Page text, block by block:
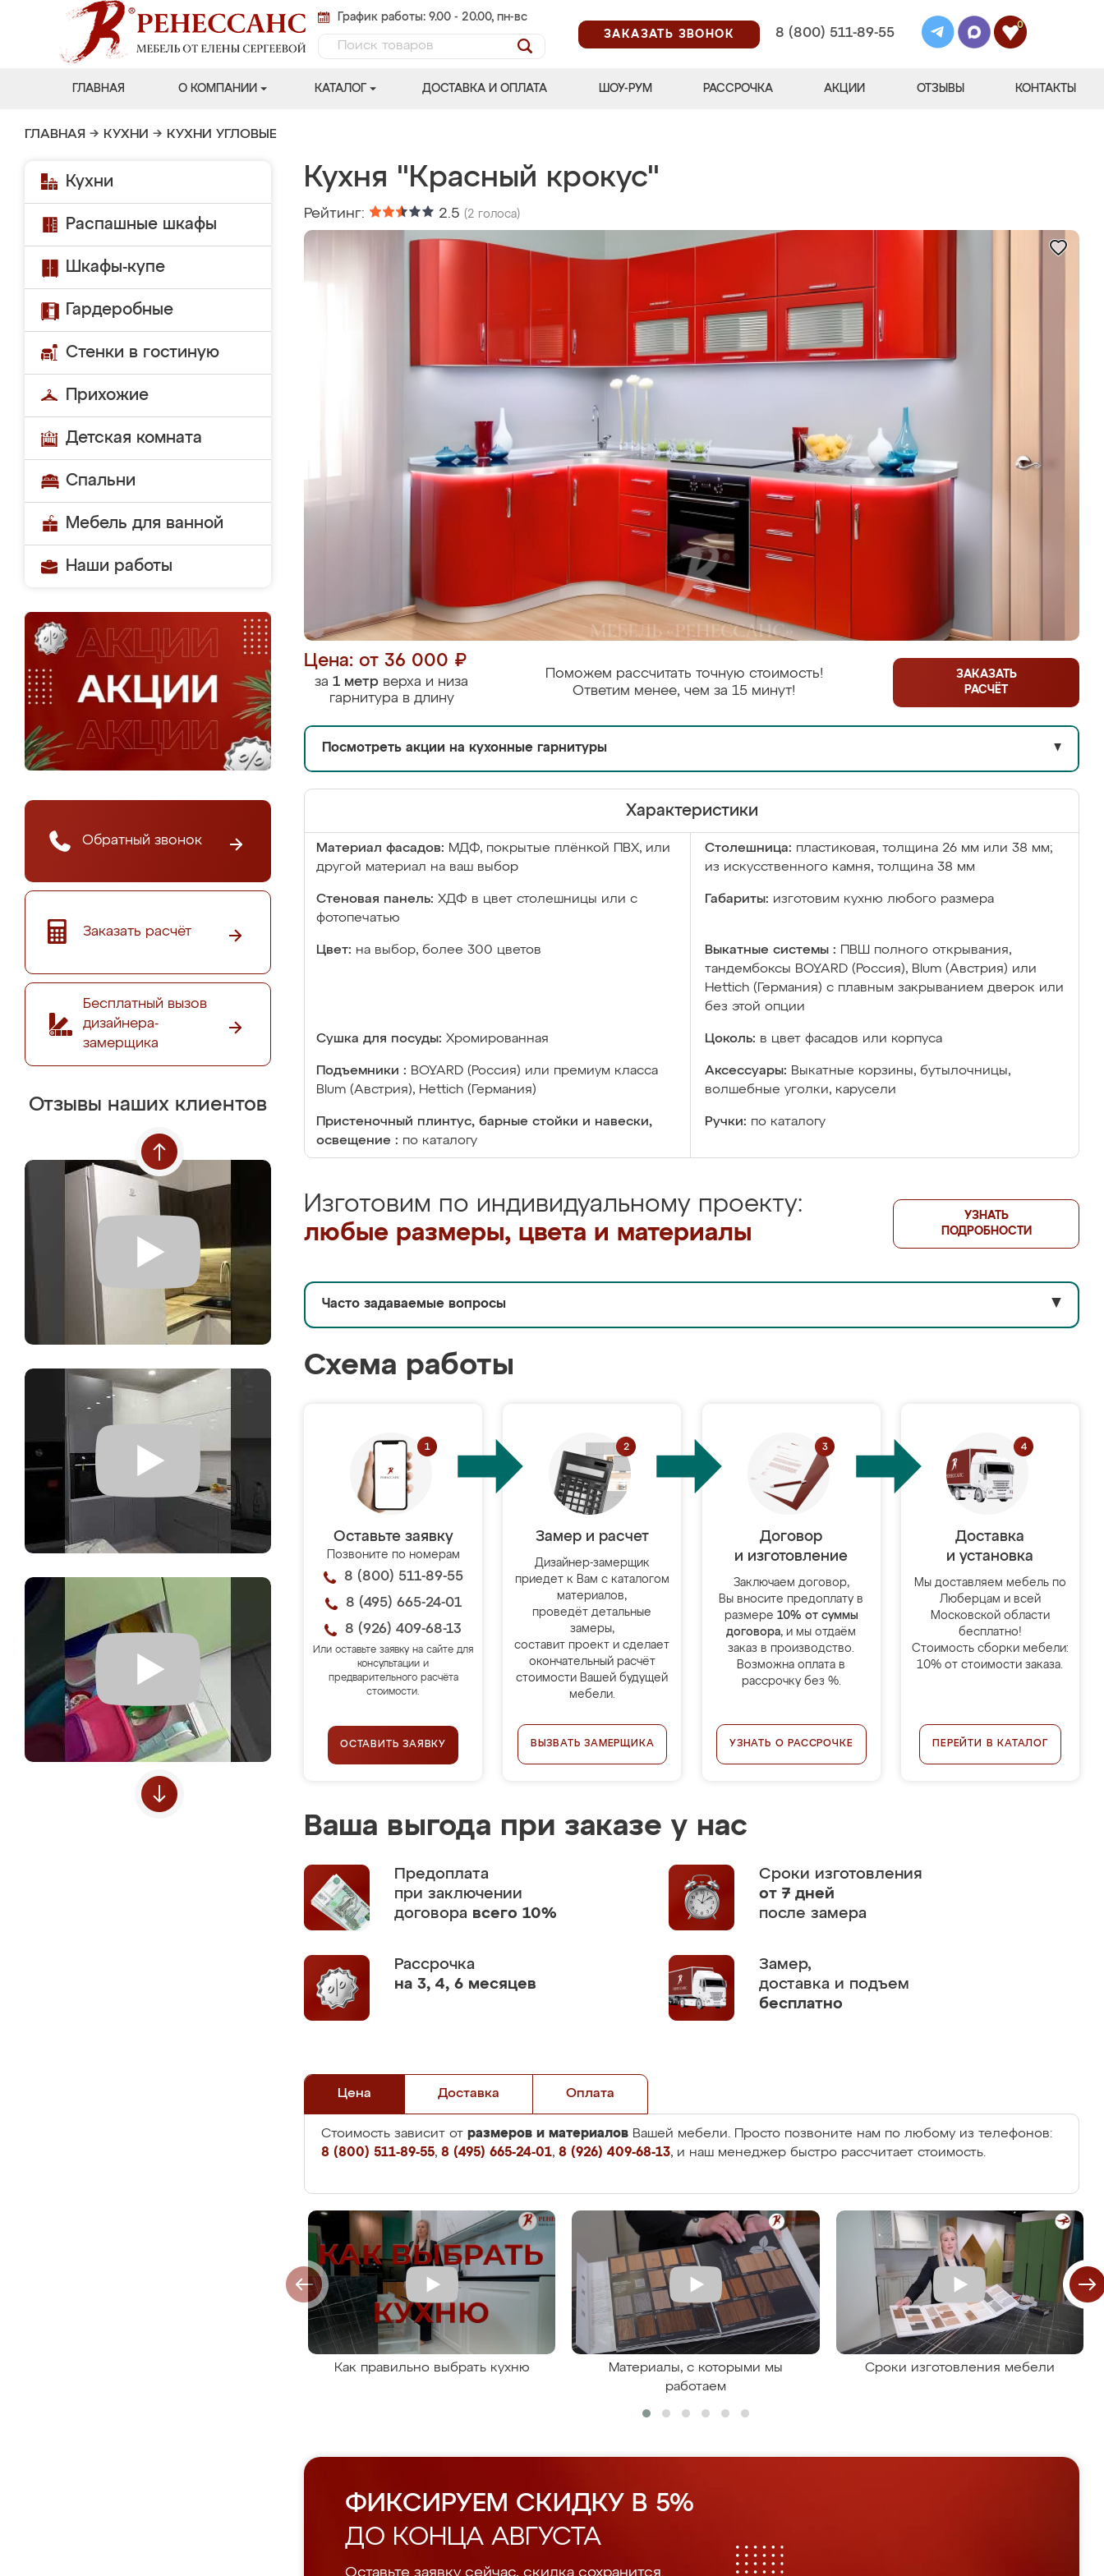
График работы: 9.00 - 20.00, пн-вс
ЗАКАЗАТЬ ЗВОНОК
8 (800) 511-89-55
0
ГЛАВНАЯ О КОМПАНИИ КАТАЛОГ ДОСТАВКА И ОПЛАТА ШОУ-РУМ РАССРОЧКА АКЦИИ ОТЗЫВЫ КОНТАКТЫ
ГЛАВНАЯ → КУХНИ → КУХНИ УГЛОВЫЕ
Кухни
Распашные шкафы
Шкафы-купе
Гардеробные
Стенки в гостиную
Прихожие
Детская комната
Спальни
Мебель для ванной
Наши работы
Обратный звонок
Заказать расчёт
Бесплатный вызов
дизайнера-
замерщика
Отзывы наших клиентов
Кухня "Красный крокус"
Рейтинг: 2.5 (2 голоса)
Цена: от 36 000 ₽
за 1 метр верха и низа
гарнитура в длину
Поможем рассчитать точную стоимость!
Ответим менее, чем за 15 минут!
ЗАКАЗАТЬ
РАСЧЁТ
Посмотреть акции на кухонные гарнитуры ▼
Характеристики
Материал фасадов: МДФ, покрытые плёнкой ПВХ, или
другой материал на ваш выбор
Столешница: пластиковая, толщина 26 мм или 38 мм;
из искусственного камня, толщина 38 мм
Стеновая панель: ХДФ в цвет столешницы или с
фотопечатью
Габариты: изготовим кухню любого размера
Цвет: на выбор, более 300 цветов Выкатные системы :
ПВШ полного открывания,
тандембоксы BOYARD (Россия), Blum (Австрия) или
Hettich (Германия) с плавным закрыванием дверок или
без этой опции
Сушка для посуды: Хромированная Цоколь: в цвет фасадов или корпуса
Подъемники : BOYARD (Россия) или премиум класса
Blum (Австрия), Hettich (Германия)
Аксессуары: Выкатные корзины, бутылочницы,
волшебные уголки, карусели
Пристеночный плинтус, барные стойки и навески,
освещение : по каталогу
Ручки: по каталогу
Изготовим по индивидуальному проекту:
любые размеры, цвета и материалы
УЗНАТЬ
ПОДРОБНОСТИ
Часто задаваемые вопросы ▼
Схема работы
Оставьте заявку
Позвоните по номерам
8 (800) 511-89-55
8 (495) 665-24-01
8 (926) 409-68-13
Или оставьте заявку на сайте для
консультации и
предварительного расчёта
стоимости.
ОСТАВИТЬ ЗАЯВКУ
Замер и расчет
Дизайнер-замерщик
приедет к Вам с каталогом
материалов,
проведёт детальные
замеры,
составит проект и сделает
окончательный расчёт
стоимости Вашей будущей
мебели.
ВЫЗВАТЬ ЗАМЕРЩИКА
Договор
и изготовление
Заключаем договор,
Вы вносите предоплату в
размере 10% от суммы
договора, и мы отдаём
заказ в производство.
Возможна оплата в
рассрочку без %.
УЗНАТЬ О РАССРОЧКЕ
Доставка
и установка
Мы доставляем мебель по
Люберцам и всей
Московской области
бесплатно!
Стоимость сборки мебели:
10% от стоимости заказа.
ПЕРЕЙТИ В КАТАЛОГ
Ваша выгода при заказе у нас
Предоплата
при заключении
договора всего 10%
Сроки изготовления
от 7 дней
после замера
Рассрочка
на 3, 4, 6 месяцев
Замер,
доставка и подъем
бесплатно
Цена Доставка Оплата
Стоимость зависит от размеров и материалов Вашей мебели. Просто позвоните нам по любому из телефонов:
8 (800) 511-89-55, 8 (495) 665-24-01, 8 (926) 409-68-13, и наш менеджер быстро рассчитает стоимость.
Как правильно выбрать кухню
Материалы, с которыми мы
работаем
Сроки изготовления мебели
ФИКСИРУЕМ СКИДКУ В 5%
ДО КОНЦА АВГУСТА
Оставьте заявку сейчас, скидка сохранится.